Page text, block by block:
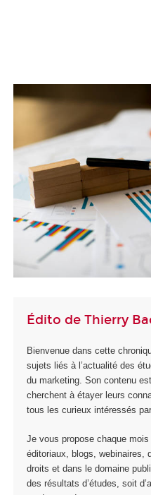
Édito de Thierry
Bienvenue dans cette
sujets liés à l’actualité des
du marketing. Son contenu
cherchent à étayer leurs
tous les curieux intéressés
Je vous propose chaque mois
éditoriaux, blogs, webinaires,
droits et dans le domaine
des résultats d’études, soit